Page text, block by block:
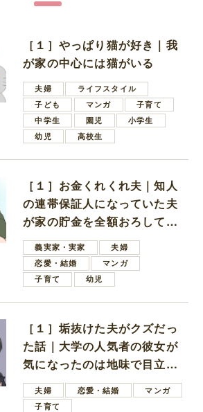
［１］やっぱり猫が好き｜我
が家の中心には猫がいる
夫婦
ライフスタイル
子ども
マンガ
子育て
中学生
園児
小学生
幼児
高校生
［１］お金くれくれ夫｜知人
の連帯保証人になっていた夫
が家の貯金を全額おろしてほ
しいと言ってきた
義実家・実家
夫婦
恋愛・結婚
マンガ
子育て
幼児
［１］垢抜けた夫がクズだっ
た話｜大学の人気者の彼女が
気になったのは地味で目立た
ない男子学生
夫婦 恋愛・結婚
マンガ
子育て